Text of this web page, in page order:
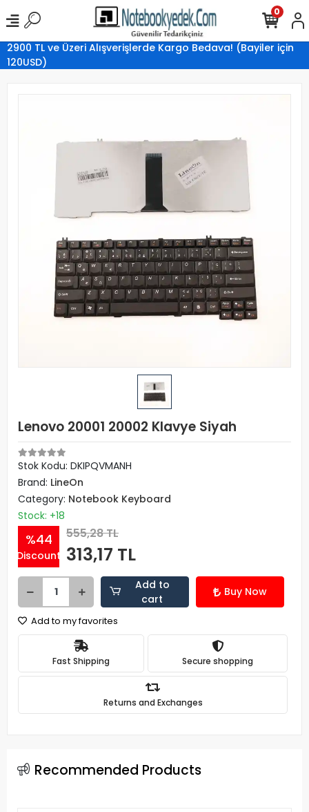
2900 TL ve Üzeri Alışverişlerde Kargo Bedava! (Bayiler için
120USD)
0
Lenovo 20001 20002 Klavye Siyah
Stok Kodu: DKIPQVMANH
Brand: LineOn
Category: Notebook Keyboard
Stock: +18
%44
Discount
555,28 TL
313,17 TL
Add to
cart
Buy Now
Add to my favorites
Fast Shipping Secure shopping
Returns and Exchanges
Recommended Products